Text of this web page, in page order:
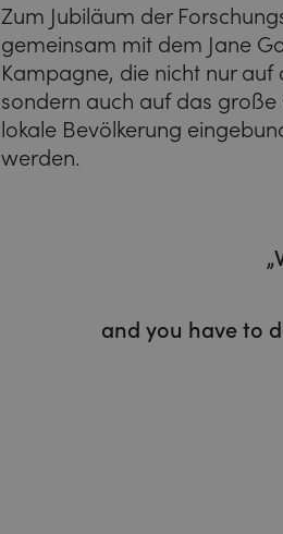
Zum Jubiläum der
gemeinsam mit dem Jane
Kampagne, die nicht nur
sondern auch auf das
lokale Bevölkerung
werden.
and you haveto